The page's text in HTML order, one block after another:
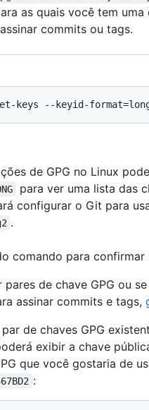
as quais você tem
commits ou tags.
de GPG no Linux
para ver uma lista das
configurar o Git para
.
comando para
pares de chave GPG ou
assinar commits e tags,
de chaves GPG
exibir a chave
que você gostaria de
: